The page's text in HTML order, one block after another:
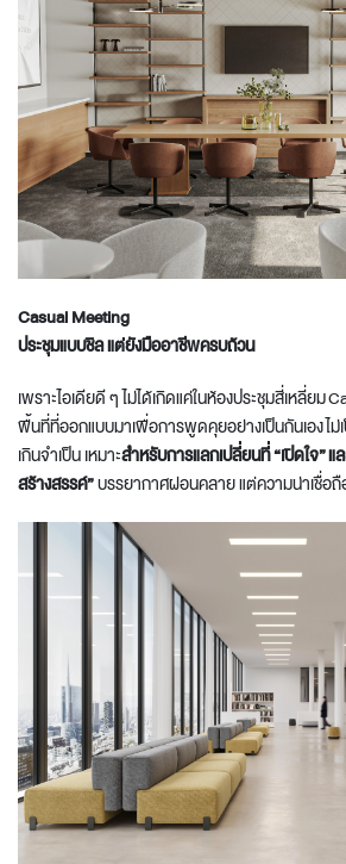
CasualMeeting
ประชุมแบบชิล แต่ยังมืออาชีพครบถ้วน
เพราะไอเดียดี ๆ ไม่ได้เกิดแค่ในห้องประชุมสี่เหลี่ยม
พื้นที่ที่ออกแบบมาเพื่อการพูดคุยอย่างเป็นกันเอง ไม่
เกินจำเป็น เหมาะสำหรับการแลกเปลี่ยนที่ “เปิดใจ”แ
สร้างสรรค์”บรรยากาศผ่อนคลาย แต่ความน่าเชื่อ